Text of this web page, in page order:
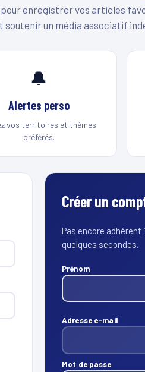
enregistrer vos articles
soutenir un média associatif
🔔
Alertes perso
vos territoires et thèmes
préférés.
Créer un
Pas encore
quelques secondes.
Prénom
Adresse e-mail
Mot de passe